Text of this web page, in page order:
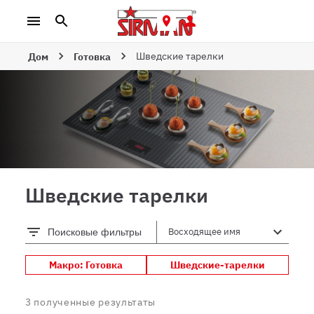
Дом Готовка Шведские тарелки
Шведские тарелки
Поисковые фильтры
Макро: Готовка Шведские-тарелки
3 полученные результаты